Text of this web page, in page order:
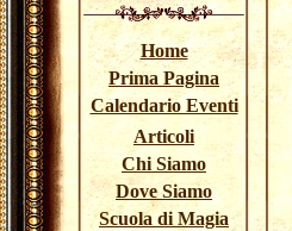
Home
Prima Pagina
Calendario Eventi
Articoli
Chi Siamo
Dove Siamo
Scuola di Magia